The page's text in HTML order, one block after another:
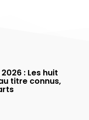
: Les huit
titre connus,